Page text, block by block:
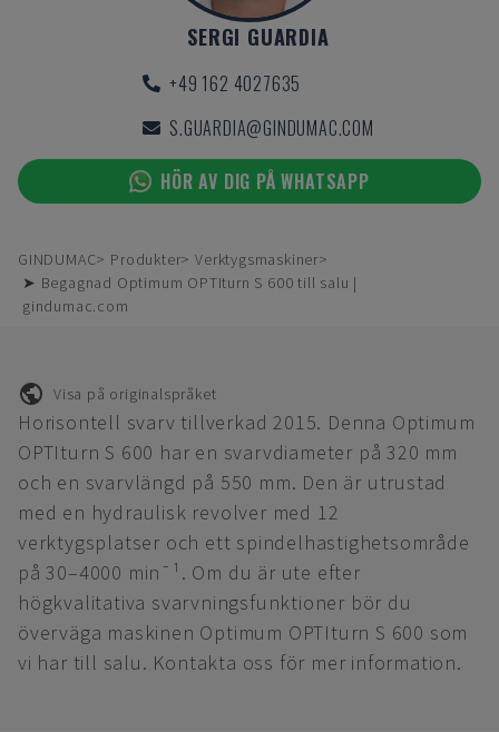
SERGI GUARDIA
+49 162 4027635
S.GUARDIA@GINDUMAC.COM
HÖR AV DIG PÅ WHATSAPP
GINDUMAC Produkter
Verktygsmaskiner
➤ Begagnad Optimum OPTIturn S 600 till salu |
gindumac.com
Visa på originalspråket
Horisontell svarv tillverkad 2015. Denna Optimum
OPTIturn S 600 har en svarvdiameter på 320 mm
och en svarvlängd på 550 mm. Den är utrustad
med en hydraulisk revolver med 12
verktygsplatser och ett spindelhastighetsområde
på 30–4000 min¯¹. Om du är ute efter
högkvalitativa svarvningsfunktioner bör du
överväga maskinen Optimum OPTIturn S 600 som
vi har till salu. Kontakta oss för mer information.